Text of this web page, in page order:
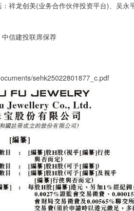
祥龙创美(业务合作伙伴投资平台)、吴永
信建投联席保荐
sehk25022801877_c.pdf